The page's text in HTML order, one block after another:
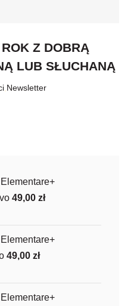
Z DOBRĄ
LUB SŁUCHANĄ
, Newsletter
49,00 zł
49,00 zł